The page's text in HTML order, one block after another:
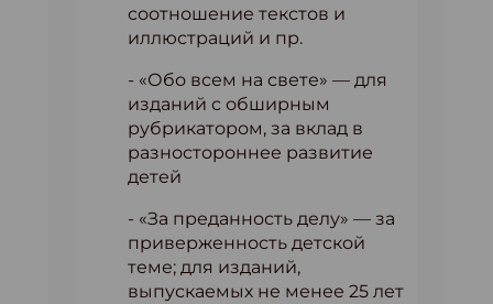
соотношение текстов и
иллюстраций и пр.
- «Обо всем на свете» — для
изданий с обширным
рубрикатором, за вклад в
разностороннее развитие
детей
- «За преданность делу» — за
приверженность детской
теме; для изданий,
выпускаемых не менее 25 лет